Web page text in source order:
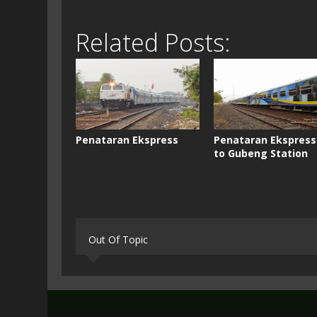
Related Posts:
Penataran Ekspress
Penataran
to Gubeng Station
Out Of Topic